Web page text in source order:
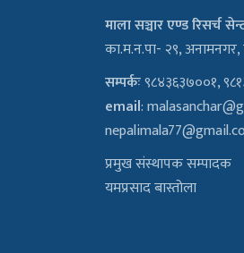
माला सञ्चार एण्ड रिसर्च
का.म.न.पा- २९, अनामनगर,
सम्पर्कः९८४३६३७००१,
email:
प्रमुख संस्थापक सम्पादक
यमप्रसाद बास्तोला